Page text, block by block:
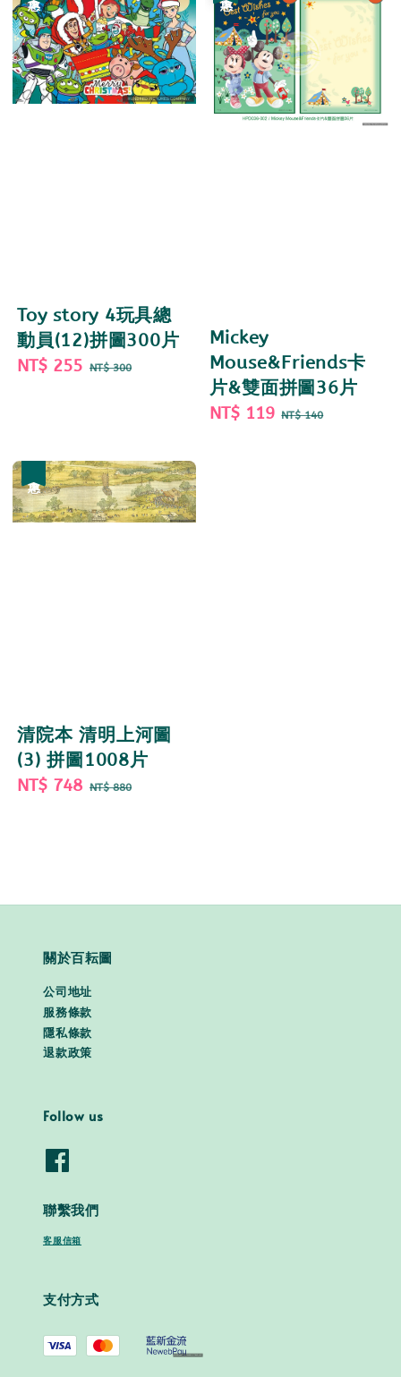
Toy story 4玩具總
動員(12)拼圖300片
Sale
NT$ 255 Regular
NT$ 300
Mickey
Mouse&Friends卡
片&雙面拼圖36片
Sale
NT$ 119 Regular
NT$ 140
清院本 清明上河圖
(3) 拼圖1008片
Sale
NT$ 748 Regular
NT$ 880
關於百耘圖
公司地址
服務條款
隱私條款
退款政策
Follow us
聯繫我們
客服信箱
支付方式